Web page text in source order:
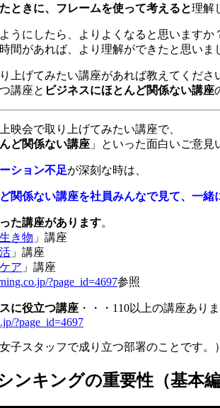
ときに、フレームを使って考えると理解
うにしたら、よりよくなると思いますか
間があれば、より理解ができたと思いま
上げてみたい講座があれば教えてくださ
講座と ビジネスにほとんど関係ない講座
映会で取り上げてみたい講座で、
ど関係ない講座 」といった面白いご意見
ション不足が深刻な時は、
関係ない講座を社員みんなで見て、一
た講座があります。
き物 」講座
」講座
ア 」講座
?page_id=4697参照
に役立つ講座 ・・・110以上の講座あり
?page_id=4697
子スタッフで成り立つ部署のことです。
ンキングの重要性（基本